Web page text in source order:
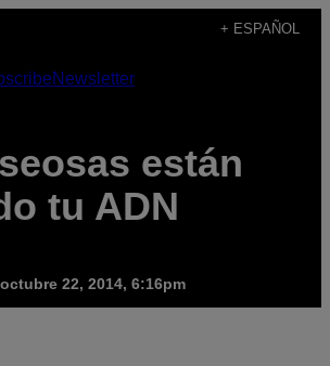
+ ESPAÑOL
Newsletter
están
tu ADN
octubre 22, 2014, 6:16pm